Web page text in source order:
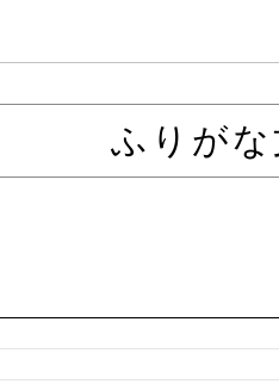
ふりがな